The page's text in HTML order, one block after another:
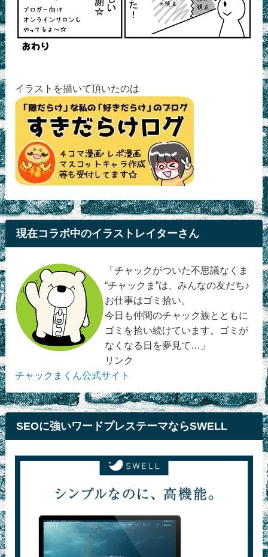
イラストを描いて頂いたのは
現在コラボ中のイラストレイターさん
「チャックがついた不思議なくま
“チャックま”は、みんなの友だち♪
お仕事はゴミ拾い。
今日も仲間のチャック族とともに
ゴミを拾い続けています。ゴミが
なくなる日を夢見て…」
リンク
チャックまくん公式サイト
SEOに強いワードプレステーマならSWELL